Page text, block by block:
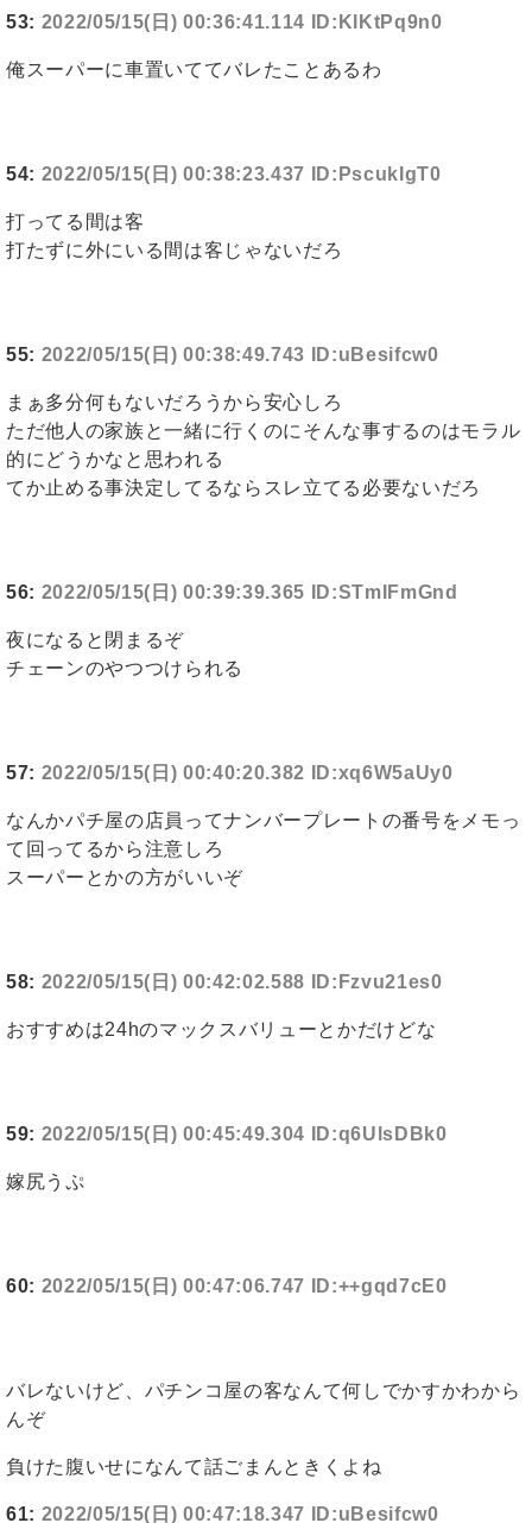
53: 2022/05/15(日) 00:36:41.114 ID:KlKtPq9n0
俺スーパーに車置いててバレたことあるわ
54: 2022/05/15(日) 00:38:23.437 ID:PscukIgT0
打ってる間は客
打たずに外にいる間は客じゃないだろ
55: 2022/05/15(日) 00:38:49.743 ID:uBesifcw0
まぁ多分何もないだろうから安心しろ
ただ他人の家族と一緒に行くのにそんな事するのはモラル
的にどうかなと思われる
てか止める事決定してるならスレ立てる必要ないだろ
56: 2022/05/15(日) 00:39:39.365 ID:STmIFmGnd
夜になると閉まるぞ
チェーンのやつつけられる
57: 2022/05/15(日) 00:40:20.382 ID:xq6W5aUy0
なんかパチ屋の店員ってナンバープレートの番号をメモっ
て回ってるから注意しろ
スーパーとかの方がいいぞ
58: 2022/05/15(日) 00:42:02.588 ID:Fzvu21es0
おすすめは24hのマックスバリューとかだけどな
59: 2022/05/15(日) 00:45:49.304 ID:q6UlsDBk0
嫁尻うぷ
60: 2022/05/15(日) 00:47:06.747 ID:++gqd7cE0
バレないけど、パチンコ屋の客なんて何しでかすかわから
んぞ
負けた腹いせになんて話ごまんときくよね
61: 2022/05/15(日) 00:47:18.347 ID:uBesifcw0